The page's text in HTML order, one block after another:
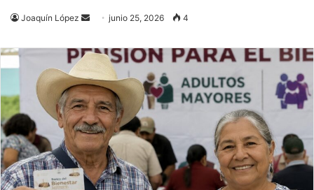
Joaquín López
Send
email
junio 25, 2026 4